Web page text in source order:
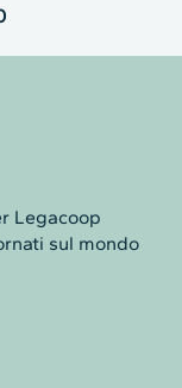
Legacoop
sul mondo